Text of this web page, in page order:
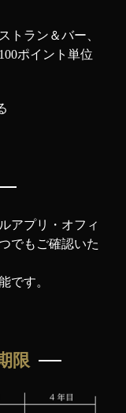
トラン＆バー、
ポイント単位
アプリ・オフィ
でもご確認いた
です。
限